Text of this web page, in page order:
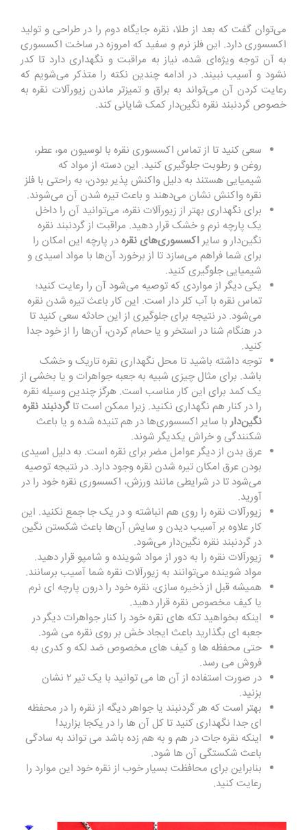
می‌توان گفت که بعد از طلا، نقره جایگاه دوم را در طراحی و تولید
اکسسوری دارد. این فلز نرم و سفید که امروزه در ساخت اکسسوری
به آن توجه ویژه‌ای شده، نیاز به مراقبت و نگهداری دارد تا کدر
نشود و آسیب نبیند. در ادامه چندین نکته را متذکر می‌شویم که
رعایت کردن آن می‌تواند به براق و تمیزتر ماندن زیورآلات نقره به
خصوص گردنبند نقره نگین‌دار کمک شایانی کند.
سعی کنید تا از تماس اکسسوری نقره با لوسیون مو، عطر،
روغن و رطوبت جلوگیری کنید. این دسته از مواد که
شیمیایی هستند به دلیل واکنش پذیر بودن، به راحتی با فلز
نقره واکنش نشان می‌دهند و باعث تیره شدن آن می‌شوند.
برای نگهداری بهتر از زیورآلات نقره، می‌توانید آن را داخل
یک پارچه نرم و خشک قرار دهید. مراقبت از گردنبند نقره
نگین‌دار و سایر اکسسوری‌های نقرهدر پارچه این امکان را
برای شما فراهم می‌سازد تا از برخورد آن‌ها با مواد اسیدی و
شیمیایی جلوگیری کنید.
یکی دیگر از مواردی که توصیه می‌شود آن را رعایت کنید؛
تماس نقره با آب کلر دار است. این کار باعث تیره شدن نقره
می‌شود. در نتیجه برای جلوگیری از این حادثه سعی کنید تا
در هنگام شنا در استخر و یا حمام کردن، آن‌ها را از خود جدا
کنید.
توجه داشته باشید تا محل نگهداری نقره تاریک و خشک
باشد. برای مثال چیزی شبیه به جعبه جواهرات و یا بخشی از
یک کمد برای این کار مناسب است. هرگز چندین وسیله نقره
را در کنار هم نگهداری نکنید. زیرا ممکن است تا گردنبند نقره
نگین‌دار با سایر اکسسوری‌ها در هم تنیده شده و یا باعث
شکنندگی و خراش یکدیگر شوند.
عرق بدن از دیگر عوامل مضر برای نقره است. به دلیل اسیدی
بودن عرق امکان تیره شدن نقره وجود دارد. در نتیجه توصیه
می‌شود تا در شرایطی مانند ورزش، اکسسوری نقره خود را در
آورید.
زیورآلات نقره را روی هم انباشته و در یک جا جمع نکنید. این
کار علاوه بر آسیب دیدن و سایش آن‌ها باعث شکستن نگین
در گردنبند نقره نگین‌دار می‌شود.
زیورآلات نقره را به دور از مواد شوینده و شامپو قرار دهید.
مواد شوینده می‌توانند به زیورآلات نقره شما آسیب برسانند.
همیشه قبل از ذخیره سازی، نقره خود را درون پارچه ای نرم
یا کیف مخصوص نقره قرار دهید.
اینکه بخواهید تکه های نقره خود را کنار جواهرات دیگر در
جعبه ای بگذارید باعث ایجاد خش بر روی نقره می شود.
حتی محفظه ها و کیف های مخصوص ضد لکه و کدری به
فروش می رسد.
در صورت استفاده از آن ها می توانید با یک تیر ۲ نشان
بزنید.
بهتر است که هر گردنبند یا جواهر دیگه از نقره را در محفظه
ای جدا نگهداری کنید تا کل آن ها را در یکجا بزارید!
اینکه نقره جات در هم و به هم زده باشد می تواند به سادگی
باعث شکستگی آن ها شود.
بنابراین برای محافظت بسیار خوب از نقره خود این موارد را
رعایت کنید.